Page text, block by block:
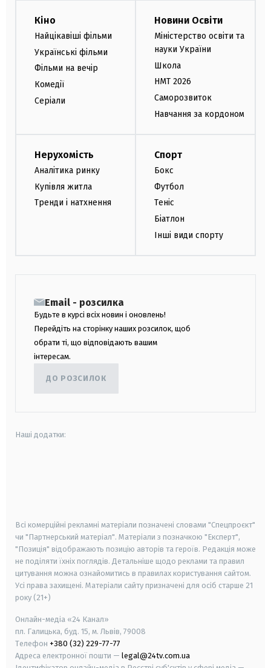
Кіно
Найцікавіші фільми
Українські фільми
Фільми на вечір
Комедії
Серіали
Новини Освіти
Міністерство освіти та
науки України
Школа
НМТ 2026
Саморозвиток
Навчання за кордоном
Нерухомість
Аналітика ринку
Купівля житла
Тренди і натхнення
Спорт
Бокс
Футбол
Теніс
Біатлон
Інші види спорту
Email - розсилка
Будьте в курсі всіх новин і оновлень!
Перейдіть на сторінку наших розсилок, щоб
обрати ті, що відповідають вашим
інтересам.
ДО РОЗСИЛОК
Наші додатки:
Всі комерційні рекламні матеріали позначені словами "Спецпроєкт"
чи "Партнерський матеріал". Матеріали з позначкою "Експерт",
"Позиція" відображають позицію авторів та героїв. Редакція може
не поділяти їхніх поглядів. Детальніше щодо реклами та правил
цитування можна ознайомитись в правилах користування сайтом.
Усі права захищені. Матеріали сайту призначені для осіб старше 21
року (21+)
Онлайн-медіа «24 Канал»
пл. Галицька, буд. 15, м. Львів, 79008
Телефон +380 (32) 229-77-77
Адреса електронної пошти — legal@24tv.com.ua